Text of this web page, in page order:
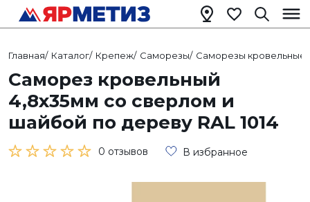
Главная/ Каталог/ Крепеж/ Саморезы/ Саморезы кровельные
Саморез кровельный
4,8х35мм со сверлом и
шайбой по дереву RAL 1014
0 отзывов В избранное